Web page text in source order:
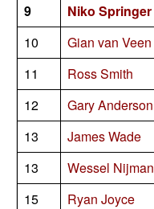
9
Niko Springer
10
Gian van Veen
11
Ross Smith
12
Gary Anderson
13
James Wade
13
Wessel Nijman
15
Ryan Joyce